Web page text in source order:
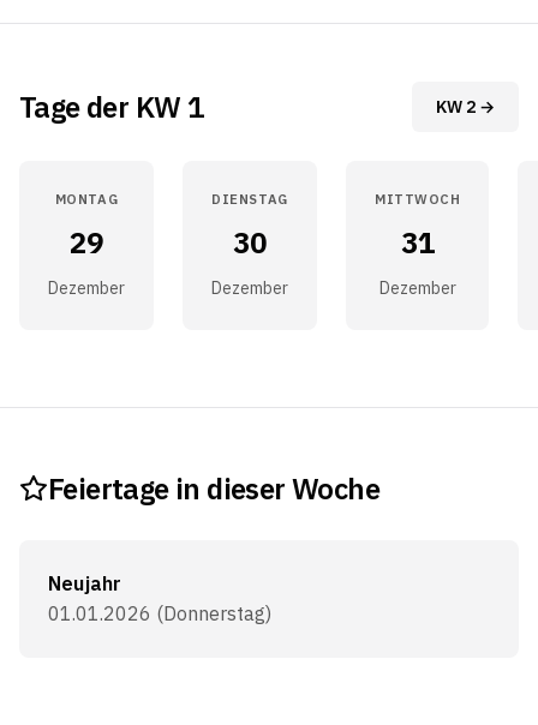
Tage der KW 1 KW 2 →
MONTAG
29
Dezember
DIENSTAG
30
Dezember
MITTWOCH
31
Dezember
Feiertage in dieser Woche
Neujahr
01.01.2026 (Donnerstag)